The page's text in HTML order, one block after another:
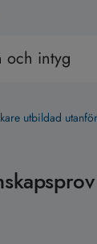
och intyg
utbildad